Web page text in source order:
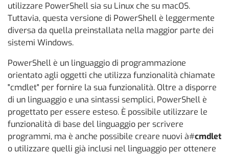
utilizzare PowerShell sia su Linux che su macOS.
Tuttavia, questa versione di PowerShell è leggermente
diversa da quella preinstallata nella maggior parte dei
sistemi Windows.
PowerShell è un linguaggio di programmazione
orientato agli oggetti che utilizza funzionalità chiamate
"cmdlet" per fornire la sua funzionalità. Oltre a disporre
di un linguaggio e una sintassi semplici, PowerShell è
progettato per essere esteso. È possibile utilizzare le
funzionalità di base del linguaggio per scrivere
programmi, ma è anche possibile creare nuovi à#cmdlet
o utilizzare quelli già inclusi nel linguaggio per ottenere